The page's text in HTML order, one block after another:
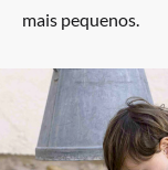
mais pequenos.